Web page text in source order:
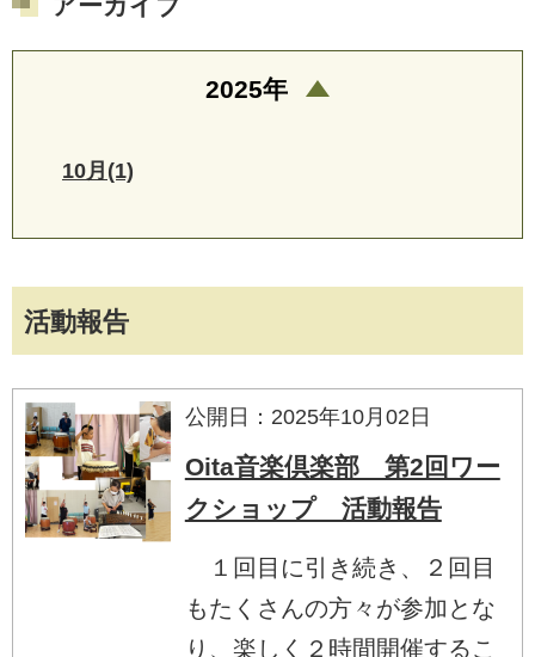
活動報告
公開日：2025年10月02日
Oita音楽倶楽部 第2回ワー
クショップ 活動報告
１回目に引き続き、２回目
もたくさんの方々が参加とな
り、楽しく２時間開催するこ
2025年
10月(1)